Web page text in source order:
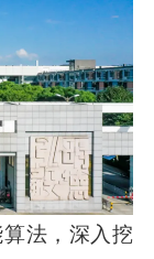
法，深入挖